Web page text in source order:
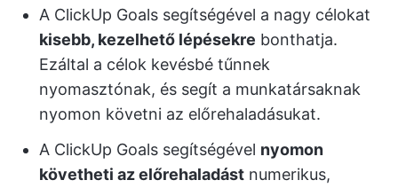
A ClickUp Goals segítségével a nagy célokat
kisebb, kezelhető lépésekre bonthatja.
Ezáltal a célok kevésbé tűnnek
nyomasztónak, és segít a munkatársaknak
nyomon követni az előrehaladásukat.
A ClickUp Goals segítségével nyomon
követheti az előrehaladást numerikus,